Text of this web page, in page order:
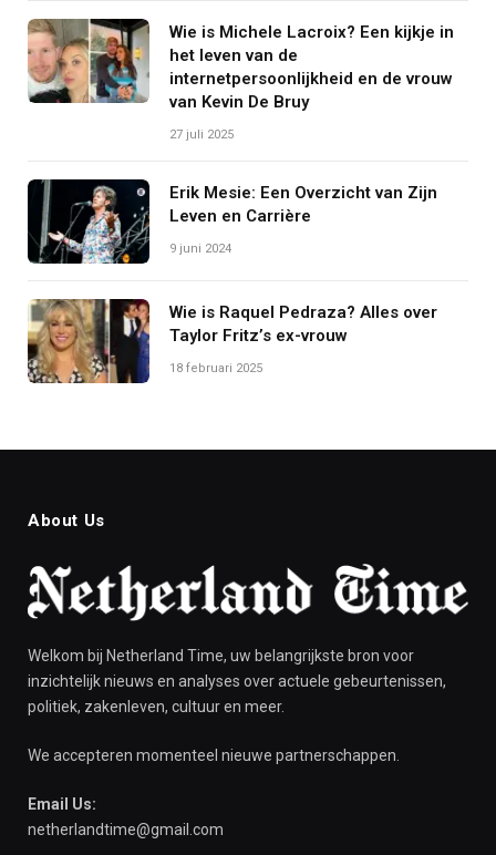
Wie is Michele Lacroix? Een kijkje in
het leven van de
internetpersoonlijkheid en de vrouw
van Kevin De Bruy
27 juli 2025
Erik Mesie: Een Overzicht van Zijn
Leven en Carrière
9 juni 2024
Wie is Raquel Pedraza? Alles over
Taylor Fritz’s ex-vrouw
18 februari 2025
About Us
Welkom bij Netherland Time, uw belangrijkste bron voor
inzichtelijk nieuws en analyses over actuele gebeurtenissen,
politiek, zakenleven, cultuur en meer.
We accepteren momenteel nieuwe partnerschappen.
Email Us:
netherlandtime@gmail.com